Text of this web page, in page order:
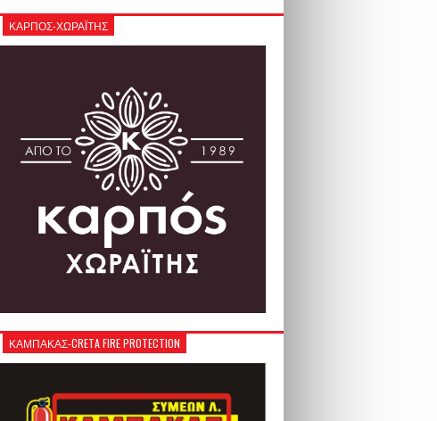
ΚΑΡΠΟΣ-ΧΩΡΑΪΤΗΣ
ΚΑΜΠΑΚΑΣ-CRETA FIRE PROTECTION